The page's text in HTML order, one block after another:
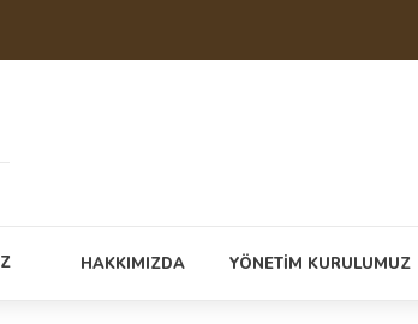
HAKKIMIZDA YÖNETİM KURULUMUZ